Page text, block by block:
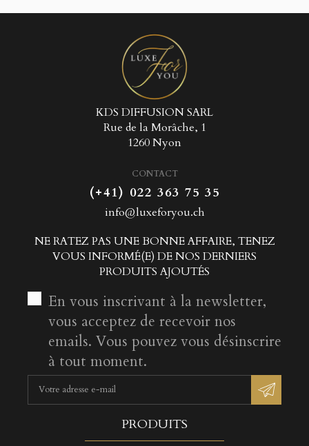
KDS DIFFUSION SARL
Rue de la Morâche, 1
1260 Nyon
CONTACT
(+41) 022 363 75 35
info@luxeforyou.ch
NE RATEZ PAS UNE BONNE AFFAIRE, TENEZ
VOUS INFORMÉ(E) DE NOS DERNIERS
PRODUITS AJOUTÉS
En vous inscrivant à la newsletter,
vous acceptez de recevoir nos
emails. Vous pouvez vous désinscrire
à tout moment.
PRODUITS